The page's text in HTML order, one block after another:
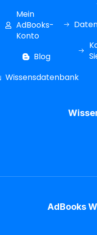
Mein
AdBooks-
Konto
Blog
Wissensdatenbank
AdBooks